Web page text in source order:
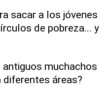
sacar a los jóvenes
de pobreza... y
muchachos
diferentes áreas?